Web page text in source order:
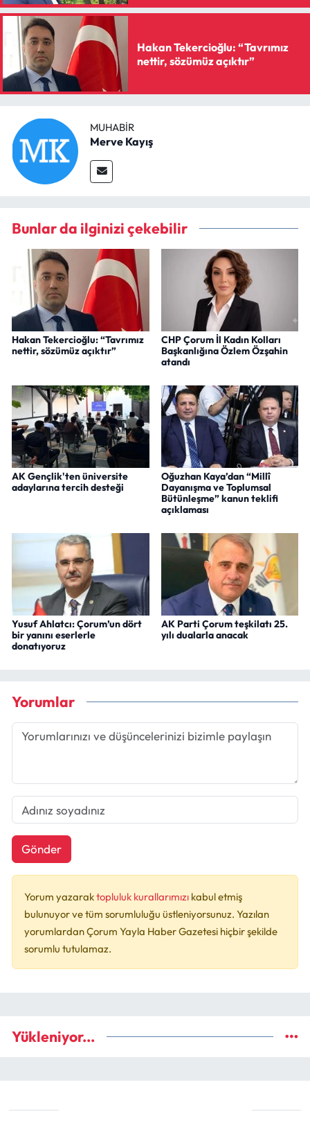
Hakan Tekercioğlu: “Tavrımız
nettir, sözümüz açıktır”
MUHABIR
Merve Kayış
Bunlar da ilginizi çekebilir
Hakan Tekercioğlu: “Tavrımız
nettir, sözümüz açıktır”
CHP Çorum İl Kadın Kolları
Başkanlığına Özlem Özşahin
atandı
AK Gençlik'ten üniversite
adaylarına tercih desteği
Oğuzhan Kaya’dan “Millî
Dayanışma ve Toplumsal
Bütünleşme” kanun teklifi
açıklaması
Yusuf Ahlatcı: Çorum’un dört
bir yanını eserlerle
donatıyoruz
AK Parti Çorum teşkilatı 25.
yılı dualarla anacak
Yorumlar
Gönder
Yorum yazaraktopluluk kurallarımızı kabul etmiş
bulunuyor ve tüm sorumluluğu üstleniyorsunuz. Yazılan
yorumlardan Çorum Yayla Haber Gazetesi hiçbir şekilde
sorumlu tutulamaz.
Yükleniyor...